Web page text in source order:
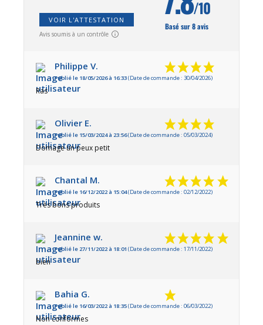
VOIR L'ATTESTATION
Avis soumis à un contrôle
/10
Basé sur 8 avis
Philippe V.
Publié le 18/05/2026 à 16:33(Date de commande : 30/04/2026)
Ras
Olivier E.
Publié le 15/03/2024 à 23:56(Date de commande : 05/03/2024)
Domage un peux petit
Chantal M.
Publié le 16/12/2022 à 15:04(Date de commande : 02/12/2022)
Très bons produits
Jeannine w.
Publié le 27/11/2022 à 18:01 (Date de commande : 17/11/2022)
bien
Bahia G.
Publié le 16/03/2022 à 18:35(Date de commande : 06/03/2022)
Non conformes